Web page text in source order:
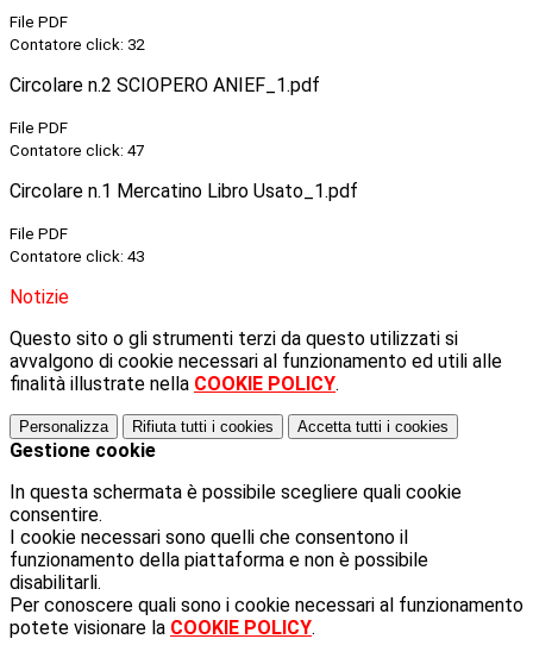
File PDF
Contatore click: 32
Circolare n.2 SCIOPERO ANIEF_1.pdf
File PDF
Contatore click: 47
Circolare n.1 Mercatino Libro Usato_1.pdf
File PDF
Contatore click: 43
Notizie
Questo sito o gli strumenti terzi da questo utilizzati si
avvalgono di cookie necessari al funzionamento ed utili alle
finalità illustrate nella COOKIE POLICY.
Personalizza Rifiuta tutti i cookies Accetta tutti i cookies
Gestione cookie
In questa schermata è possibile scegliere quali cookie
consentire.
I cookie necessari sono quelli che consentono il
funzionamento della piattaforma e non è possibile
disabilitarli.
Per conoscere quali sono i cookie necessari al funzionamento
potete visionare la COOKIE POLICY.